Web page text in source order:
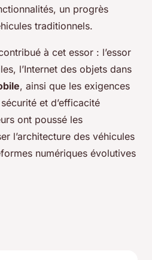
un progrès
traditionnels.
à cet essor : l’essor
l’Internet des objets dans
, ainsi que les exigences
et d’efficacité
ont poussé les
l’architecture des véhicules
numériques évolutives